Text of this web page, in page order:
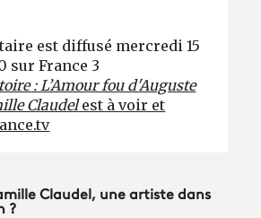
est diffusé mercredi 15
sur France 3
: L’Amour fou d'Auguste
Claudelest à voir et
Claudel, une artiste dans
?